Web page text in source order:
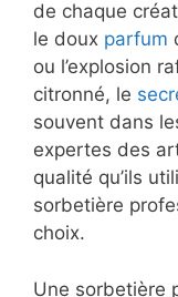
de chaque
le doux parfum
ou l’explosion
citronné, le
souvent dans
expertes des
qualité qu’ils
sorbetière
choix.
Une sorbetière